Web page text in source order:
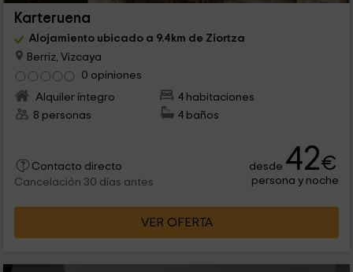
Karteruena
Alojamiento ubicado a 9.4km de Ziortza
Berriz, Vizcaya
0 opiniones
Alquiler íntegro
4 habitaciones
8 personas
4 baños
Contacto directo
Cancelación 30 días antes
desde 42€
persona y noche
VER OFERTA